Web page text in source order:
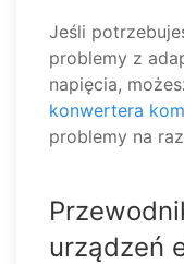
Jeśli
problemy z
napięcia,
konwertera
problemy na
urządzeń